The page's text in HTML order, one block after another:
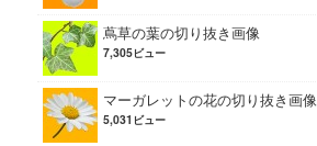
蔦草の葉の切り抜き画像
7,305ビュー
マーガレットの花の切り抜き画像
5,031ビュー